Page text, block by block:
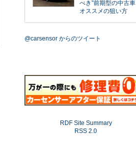
べき”前期型の中古車
オススメの狙い方
@carsensor からのツイート
RDF Site Summary
RSS 2.0